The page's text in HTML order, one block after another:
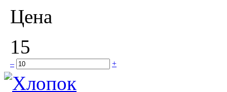
Цена
15
– +